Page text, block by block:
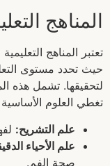
المناهج
تعتبر المناهج
حيث تحدد مستوى
لتحقيقها. تشمل هذه
تغطي العلوم
علم التشريح:
علم الأحياء
صحة الفم.